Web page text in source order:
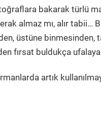
bakarak türlü
almaz mı, alır tabii…
üstüne binmesinden,
fırsat buldukça
artık